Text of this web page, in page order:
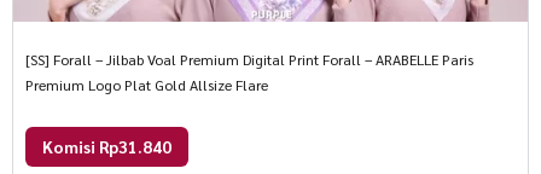
[SS] Forall – Jilbab Voal Premium Digital Print Forall – ARABELLE Paris
Premium Logo Plat Gold Allsize Flare
Komisi Rp31.840